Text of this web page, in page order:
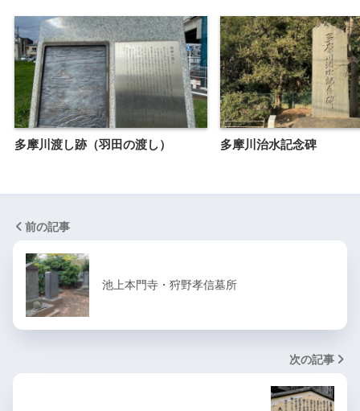
多摩川渡し跡（羽田の渡し） 多摩川治水記念碑
前の記事
池上本門寺・狩野孝信墓所
次の記事